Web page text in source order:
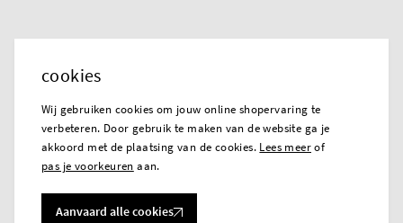
cookies
Wij gebruiken cookies om jouw online shopervaring te
verbeteren. Door gebruik te maken van de website ga je
akkoord met de plaatsing van de cookies. Lees meerof
pas je voorkeuren aan.
Aanvaard alle cookies